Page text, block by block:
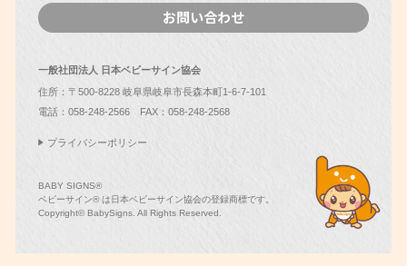
お問い合わせ
一般社団法人 日本ベビーサイン協会
住所：〒500-8228 岐阜県岐阜市長森本町1-6-7-101
電話： 058-248-2566 FAX：058-248-2568
プライバシーポリシー
BABY SIGNS®
ベビーサイン® は日本ベビーサイン協会の登録商標です。
Copyright© BabySigns. All Rights Reserved.